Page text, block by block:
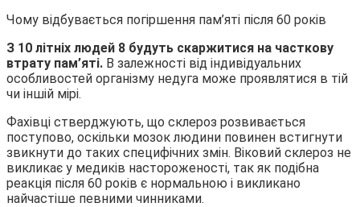
Чому відбувається погіршення пам’яті після 60 років
З 10 літніх людей 8 будуть скаржитися на часткову
втрату пам’яті. В залежності від індивідуальних
особливостей організму недуга може проявлятися в тій
чи іншій мірі.
Фахівці стверджують, що склероз розвивається
поступово, оскільки мозок людини повинен встигнути
звикнути до таких специфічних змін. Віковий склероз не
викликає у медиків настороженості, так як подібна
реакція після 60 років є нормальною і викликано
найчастіше певними чинниками.